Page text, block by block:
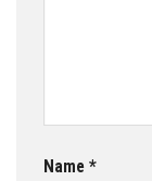
Name *